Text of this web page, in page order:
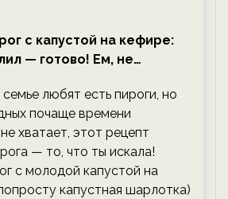
с капустой на кефире:
— готово! Ем, не
любят есть пироги, но
почаще времени
хватает, этот рецепт
— то, что ты искала!
с молодой капустой на
капустная шарлотка)